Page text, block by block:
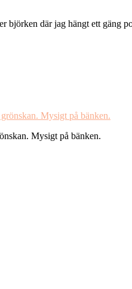
björken där jag hängt ett gäng
Mysigt på bänken.